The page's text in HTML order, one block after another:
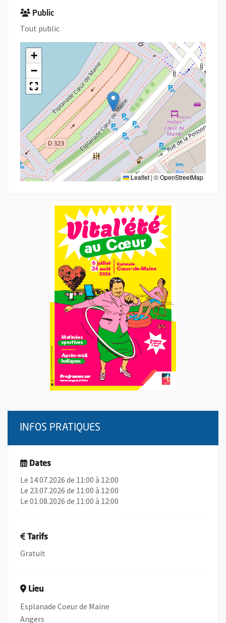
Public
Tout public
+
−
Leaflet | ©OpenStreetMap
INFOS PRATIQUES
Dates
Le 14.07.2026 de 11:00 à 12:00
Le 23.07.2026 de 11:00 à 12:00
Le 01.08.2026 de 11:00 à 12:00
Tarifs
Gratuit
Lieu
Esplanade Coeur de Maine
Angers